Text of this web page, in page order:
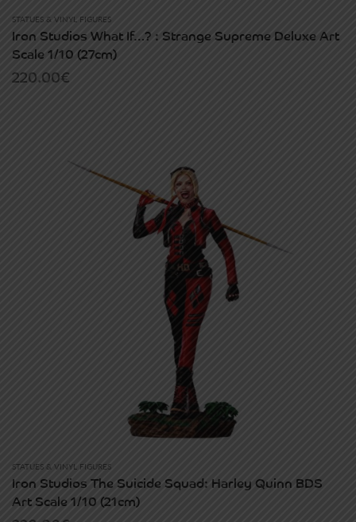
STATUES & VINYL FIGURES
Iron Studios What If…? : Strange Supreme Deluxe Art
Scale 1/10 (27cm)
220.00€
STATUES & VINYL FIGURES
Iron Studios The Suicide Squad: Harley Quinn BDS
Art Scale 1/10 (21cm)